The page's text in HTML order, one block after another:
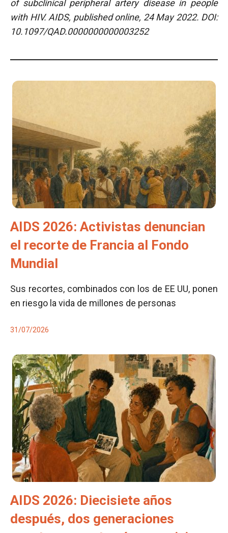
of subclinical peripheral artery disease in people
with HIV.AIDS, published online, 24 May 2022. DOI:
10.1097/QAD.0000000000003252
AIDS 2026: Activistas denuncian
el recorte de Francia al Fondo
Mundial
Sus recortes, combinados con los de EE UU, ponen
en riesgo la vida de millones de personas
31/07/2026
AIDS 2026: Diecisiete años
después, dos generaciones